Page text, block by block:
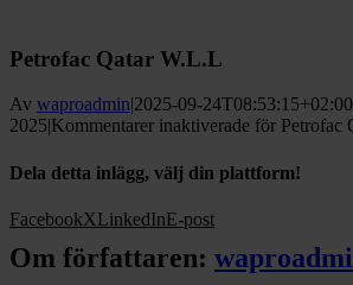
Petrofac Qatar W.L.L
Av waproadmin|2025-09-24T08:53:15+02:00
2025|Kommentarer inaktiverade för Petrofac
Dela detta inlägg, välj din plattform!
FacebookXLinkedInE-post
Om författaren: